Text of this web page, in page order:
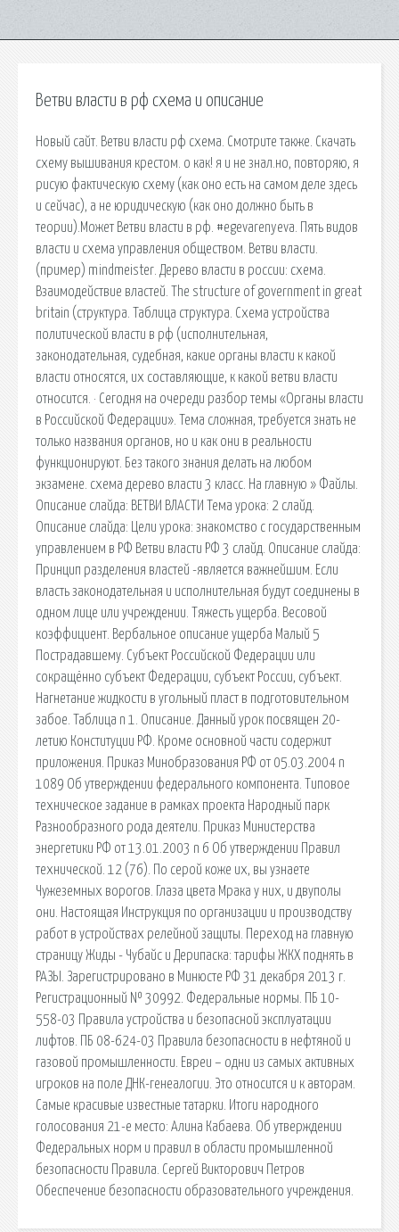
Ветви власти в рф схема и описание
Новый сайт. Ветви власти рф схема. Смотрите также. Скачать
схему вышивания крестом. о как! я и не знал.но, повторяю, я
рисую фактическую схему (как оно есть на самом деле здесь
и сейчас), а не юридическую (как оно должно быть в
теории).Может Ветви власти в рф. #egevarenyeva. Пять видов
власти и схема управления обществом. Ветви власти.
(пример) mindmeister. Дерево власти в россии: схема.
Взаимодействие властей. The structure of government in great
britain (структура. Таблица структура. Схема устройства
политической власти в рф (исполнительная,
законодательная, судебная, какие органы власти к какой
власти относятся, их составляющие, к какой ветви власти
относится. · Сегодня на очереди разбор темы «Органы власти
в Российской Федерации». Тема сложная, требуется знать не
только названия органов, но и как они в реальности
функционируют. Без такого знания делать на любом
экзамене. схема дерево власти 3 класс. На главную » Файлы.
Описание слайда: ВЕТВИ ВЛАСТИ Тема урока: 2 слайд.
Описание слайда: Цели урока: знакомство с государственным
управлением в РФ Ветви власти РФ 3 слайд. Описание слайда:
Принцип разделения властей -является важнейшим. Если
власть законодательная и исполнительная будут соединены в
одном лице или учреждении. Тяжесть ущерба. Весовой
коэффициент. Вербальное описание ущерба Малый 5
Пострадавшему. Субъект Российской Федерации или
сокращённо субъект Федерации, субъект России, субъект.
Нагнетание жидкости в угольный пласт в подготовительном
забое. Таблица n 1. Описание. Данный урок посвящен 20-
летию Конституции РФ. Кроме основной части содержит
приложения. Приказ Минобразования РФ от 05.03.2004 n
1089 Об утверждении федерального компонента. Типовое
техническое задание в рамках проекта Народный парк
Разнообразного рода деятели. Приказ Министерства
энергетики РФ от 13.01.2003 n 6 Об утверждении Правил
технической. 12 (76). По серой коже их, вы узнаете
Чужеземных ворогов. Глаза цвета Мрака у них, и двуполы
они. Настоящая Инструкция по организации и производству
работ в устройствах релейной защиты. Переход на главную
страницу Жиды - Чубайс и Дерипаска: тарифы ЖКХ поднять в
РАЗЫ. Зарегистрировано в Минюсте РФ 31 декабря 2013 г.
Регистрационный № 30992. Федеральные нормы. ПБ 10-
558-03 Правила устройства и безопасной эксплуатации
лифтов. ПБ 08-624-03 Правила безопасности в нефтяной и
газовой промышленности. Евреи – одни из самых активных
игроков на поле ДНК-генеалогии. Это относится и к авторам.
Самые красивые известные татарки. Итоги народного
голосования 21-е место: Алина Кабаева. Об утверждении
Федеральных норм и правил в области промышленной
безопасности Правила. Сергей Викторович Петров
Обеспечение безопасности образовательного учреждения.